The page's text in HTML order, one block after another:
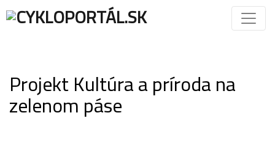
Projekt Kultúra a príroda na
zelenom páse